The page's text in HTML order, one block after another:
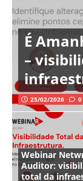
É
–
25/02/2026 0
Webinar
Auditor:
total da